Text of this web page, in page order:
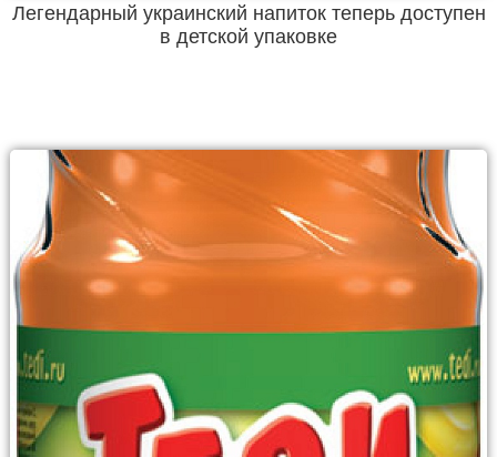
Легендарный украинский напиток теперь доступен
в детской упаковке